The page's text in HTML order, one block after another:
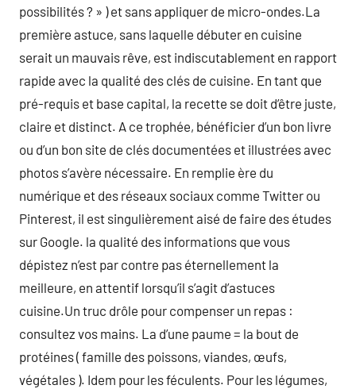
possibilités ? » ) et sans appliquer de micro-ondes.La
première astuce, sans laquelle débuter en cuisine
serait un mauvais rêve, est indiscutablement en rapport
rapide avec la qualité des clés de cuisine. En tant que
pré-requis et base capital, la recette se doit d’être juste,
claire et distinct. A ce trophée, bénéficier d’un bon livre
ou d’un bon site de clés documentées et illustrées avec
photos s’avère nécessaire. En remplie ère du
numérique et des réseaux sociaux comme Twitter ou
Pinterest, il est singulièrement aisé de faire des études
sur Google. la qualité des informations que vous
dépistez n’est par contre pas éternellement la
meilleure, en attentif lorsqu’il s’agit d’astuces
cuisine.Un truc drôle pour compenser un repas :
consultez vos mains. La d’une paume = la bout de
protéines ( famille des poissons, viandes, œufs,
végétales ). Idem pour les féculents. Pour les légumes,